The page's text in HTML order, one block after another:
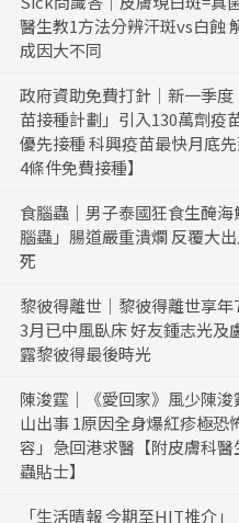
醫生教1方法分辨汗斑vs白蝕
成因大不同
政府資助免費打針｜新一季度
苗接種計劃」引入130萬劑疫
優先接種 科興疫苗最快月底
4條件免費接種】
食腦蟲｜男子泰國狂食生醃海
腦蟲」腸道嚴重潰爛 反覆大
死
黎彼得離世｜黎彼得離世享年
3月已中風臥床 好友鍾志光及
露黎彼得最後時光
陳浚霆｜《愛回家》風少陳浚
山出事 1原因全身爆紅疹極恐
容」急回港求醫【附皮膚科醫
蟲貼士】
「生活晴報 今期至HIT推介」